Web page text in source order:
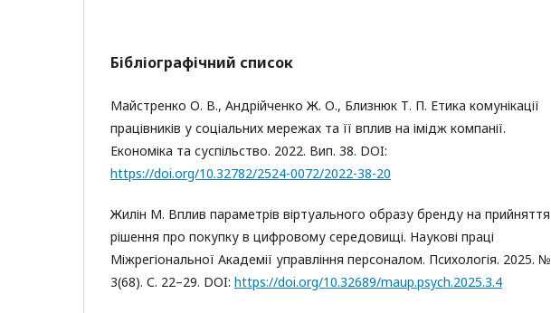
Бібліографічний список
Майстренко О. В., Андрійченко Ж. О., Близнюк Т. П. Етика комунікації
працівників у соціальних мережах та її вплив на імідж компанії.
Економіка та суспільство. 2022. Вип. 38. DOI:
https://doi.org/10.32782/2524-0072/2022-38-20
Жилін М. Вплив параметрів віртуального образу бренду на прийняття
рішення про покупку в цифровому середовищі. Наукові праці
Міжрегіональної Академії управління персоналом. Психологія. 2025. №
3(68). С. 22–29. DOI: https://doi.org/10.32689/maup.psych.2025.3.4